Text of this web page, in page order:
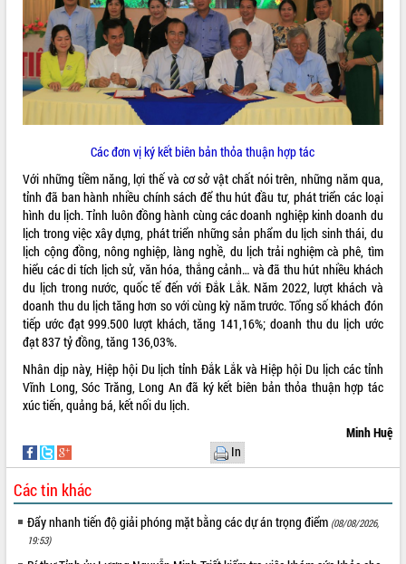
Các đơn vị ký kết biên bản thỏa thuận hợp tác
Với những tiềm năng, lợi thế và cơ sở vật chất nói trên, những năm qua,
tỉnh đã ban hành nhiều chính sách để thu hút đầu tư, phát triển các loại
hình du lịch. Tỉnh luôn đồng hành cùng các doanh nghiệp kinh doanh du
lịch trong việc xây dựng, phát triển những sản phẩm du lịch sinh thái, du
lịch cộng đồng, nông nghiệp, làng nghề, du lịch trải nghiệm cà phê, tìm
hiểu các di tích lịch sử, văn hóa, thắng cảnh… và đã thu hút nhiều khách
du lịch trong nước, quốc tế đến với Đắk Lắk. Năm 2022, lượt khách và
doanh thu du lịch tăng hơn so với cùng kỳ năm trước. Tổng số khách đón
tiếp ước đạt 999.500 lượt khách, tăng 141,16%; doanh thu du lịch ước
đạt 837 tỷ đồng, tăng 136,03%.
Nhân dịp này, Hiệp hội Du lịch tỉnh Đắk Lắk và Hiệp hội Du lịch các tỉnh
Vĩnh Long, Sóc Trăng, Long An đã ký kết biên bản thỏa thuận hợp tác
xúc tiến, quảng bá, kết nối du lịch.
Minh Huệ
In
Các tin khác
Đẩy nhanh tiến độ giải phóng mặt bằng các dự án trọng điểm (08/08/2026,
19:53)